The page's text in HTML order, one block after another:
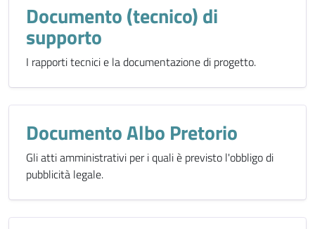
Documento (tecnico) di
supporto
I rapporti tecnici e la documentazione di progetto.
Documento Albo Pretorio
Gli atti amministrativi per i quali è previsto l'obbligo di
pubblicità legale.